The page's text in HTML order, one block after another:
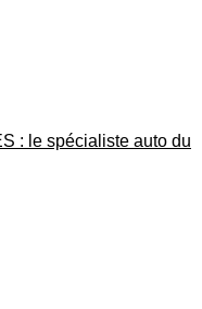
: le spécialiste auto du